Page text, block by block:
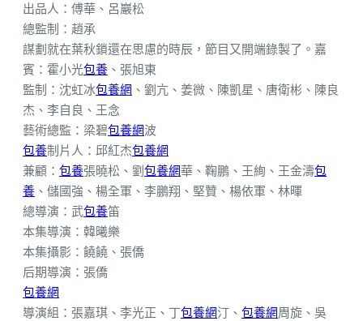
出品人：傅華、呂巖松
總監制：趙承
謀劃就在葉秋鎖還在思慮的時辰，節目又開端錄製了。嘉
賓：霍小光包養 、張旭東
監制：沈虹冰包養網 、劉亢、姜微、陳凱星、唐衛彬、陳良
杰、李自良、王念
藝術總監：梁碧包養網波
包養制片人：邱紅杰包養網
兼顧： 包養張曉松、劉包養網華、鞠鵬、王絢、王金濤包
養 、儲國強、楊全軍、李鵬翔、堅贊、楊依軍、林暉
總導演：武包養笛
本集導演：韓曦樂
本集攝影：饒饒、張僑
后期導演：張僑
包養網
導演組：張嘉琪、李光正、丁包養網汀、 包養網周旋、吳